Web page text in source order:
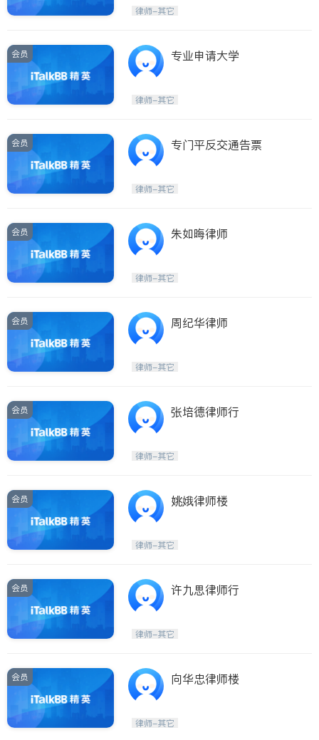
律师-其它
会员 专业申请大学
律师-其它
会员 专门平反交通告票
律师-其它
会员 朱如晦律师
律师-其它
会员 周纪华律师
律师-其它
会员 张培德律师行
律师-其它
会员 姚娥律师楼
律师-其它
会员 许九思律师行
律师-其它
会员 向华忠律师楼
律师-其它